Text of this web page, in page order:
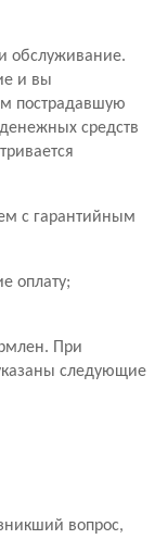
обслуживание.
и вы
пострадавшую
средств
с гарантийным
оплату;
При
следующие
вопрос,